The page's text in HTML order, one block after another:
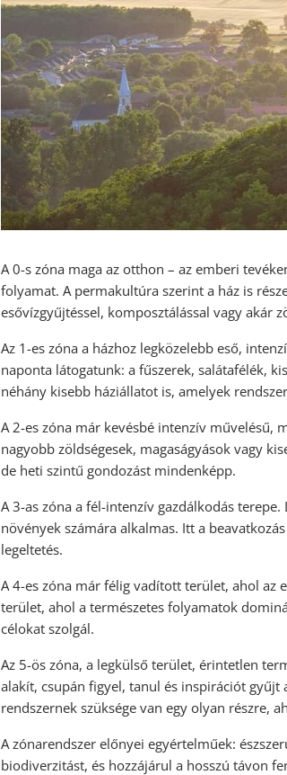
A 0-s zóna maga az otthon – az emberi
folyamat. A permakultúra szerint a ház is
esővízgyűjtéssel, komposztálással vagy akár
Az 1-es zóna a házhoz legközelebb eső,
naponta látogatunk: a fűszerek, salátafélék,
néhány kisebb háziállatot is, amelyek
A 2-es zóna már kevésbé intenzív művelésű,
nagyobb zöldségesek, magaságyások vagy
de heti szintű gondozást mindenképp.
A 3-as zóna a fél-intenzív gazdálkodás
növények számára alkalmas. Itt a
legeltetés.
A 4-es zóna már félig vadított terület, ahol az
terület, ahol a természetes folyamatok
célokat szolgál.
Az 5-ös zóna, a legkülső terület, érintetlen
alakít, csupán figyel, tanul és inspirációt
rendszernek szüksége van egy olyan részre,
A zónarendszer előnyei egyértelműek:
biodiverzitást, és hozzájárul a hosszú távon